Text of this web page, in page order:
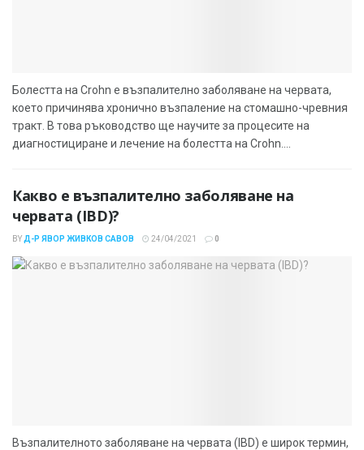
Болестта на Crohn е възпалително заболяване на червата,
което причинява хронично възпаление на стомашно-чревния
тракт. В това ръководство ще научите за процесите на
диагностициране и лечение на болестта на Crohn....
Какво е възпалително заболяване на
червата (IBD)?
BY Д-Р ЯВОР ЖИВКОВ САВОВ 24/04/2021 0
Възпалителното заболяване на червата (IBD) е широк термин,